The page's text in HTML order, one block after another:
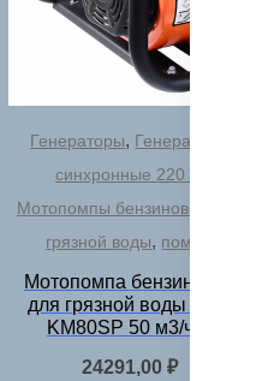
Генераторы, Генераторы
синхронные 220 В
Мотопомпы бензиновые для
грязной воды, помпы
Мотопомпа бензиновая
для грязной воды TOR
KM80SP 50 м3/час
24291,00₽